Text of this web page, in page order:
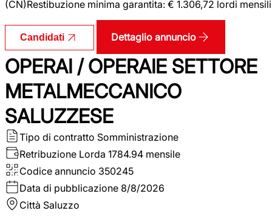
(CN)Restibuzione minima garantita: € 1.306,72 lordi mensili
Candidati Dettaglio annuncio
OPERAI / OPERAIE SETTORE
METALMECCANICO
SALUZZESE
Tipo di contratto Somministrazione
Retribuzione Lorda 1784.94 mensile
Codice annuncio 350245
Data di pubblicazione 8/8/2026
Città Saluzzo